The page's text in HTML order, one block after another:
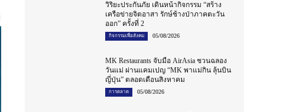
วิริยะประกันภัย เดินหน้ากิจกรรม “สร้าง
เครือข่ายจิตอาสา รักษ์ช้างป่าภาคตะวัน
ออก” ครั้งที่ 2
กิจกรรมเพื่อสังคม 05/08/2026
MK Restaurants จับมือ AirAsia ชวนฉลอง
วันแม่ ผ่านแคมเปญ “MK พาแม่กิน ลุ้นบิน
ญี่ปุ่น” ตลอดเดือนสิงหาคม
การตลาด 05/08/2026